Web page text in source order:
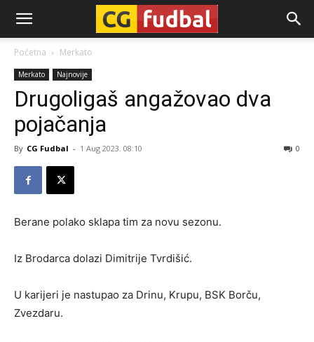
CG-
Fudbal
Početna Merkato
Merkato Najnovije
Drugoligaš angažovao dva
pojačanja
By CG Fudbal - 1 Aug 2023. 08:10 0
Berane polako sklapa tim za novu sezonu.
Iz Brodarca dolazi Dimitrije Tvrdišić.
U karijeri je nastupao za Drinu, Krupu, BSK Borču,
Zvezdaru.